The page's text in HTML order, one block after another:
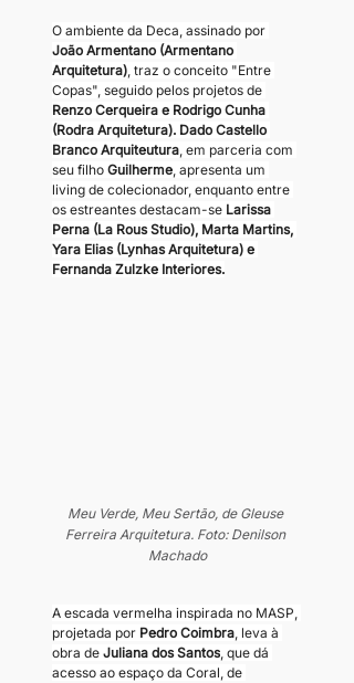
O ambiente da Deca, assinado por
João Armentano (Armentano
Arquitetura) , traz o conceito "Entre
Copas", seguido pelos projetos de
Renzo Cerqueira e Rodrigo Cunha
(Rodra Arquitetura). Dado Castello
Branco Arquiteutura , em parceria com
seu filho Guilherme , apresenta um
living de colecionador, enquanto entre
os estreantes destacam-se Larissa
Perna (La Rous Studio), Marta Martins,
Yara Elias (Lynhas Arquitetura) e
Fernanda Zulzke Interiores.
Meu Verde, Meu Sertão, de Gleuse
Ferreira Arquitetura. Foto: Denilson
Machado
A escada vermelha inspirada no MASP,
projetada por Pedro Coimbra, leva à
obra de Juliana dos Santos, que dá
acesso ao espaço da Coral, de